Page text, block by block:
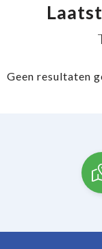
Geen resultaten